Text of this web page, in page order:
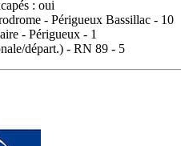
: oui
- Périgueux Bassillac - 10
- Périgueux - 1
départ.) - RN 89 - 5